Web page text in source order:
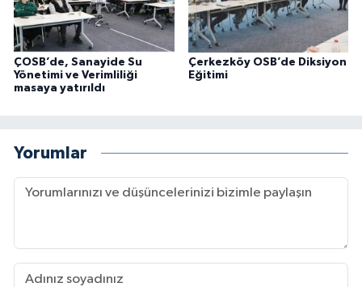
ÇOSB’de, Sanayide Su
Yönetimi ve Verimliliği
masaya yatırıldı
Çerkezköy OSB’de Diksiyon
Eğitimi
Yorumlar